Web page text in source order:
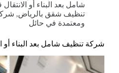
شامل بعد البناء أو
تنظيف شقق بالرياض,
ومعتمدة في حائل
شركة تنظيف شامل بعد البناء أو